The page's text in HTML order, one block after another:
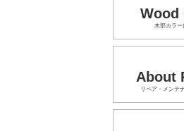
Wood
木部カラー
About
リペア・メンテ